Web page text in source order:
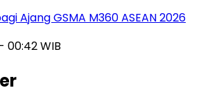
Ajang GSMA M360 ASEAN 2026
00:42 WIB